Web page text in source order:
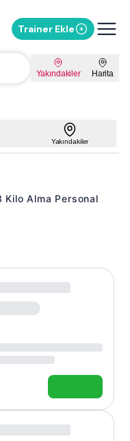
Trainer Ekle
Yakındakiler Harita
Yakındakiler
Alma Personal